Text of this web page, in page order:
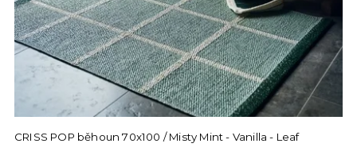
CRISS POP běhoun 70x100 / Misty Mint - Vanilla - Leaf